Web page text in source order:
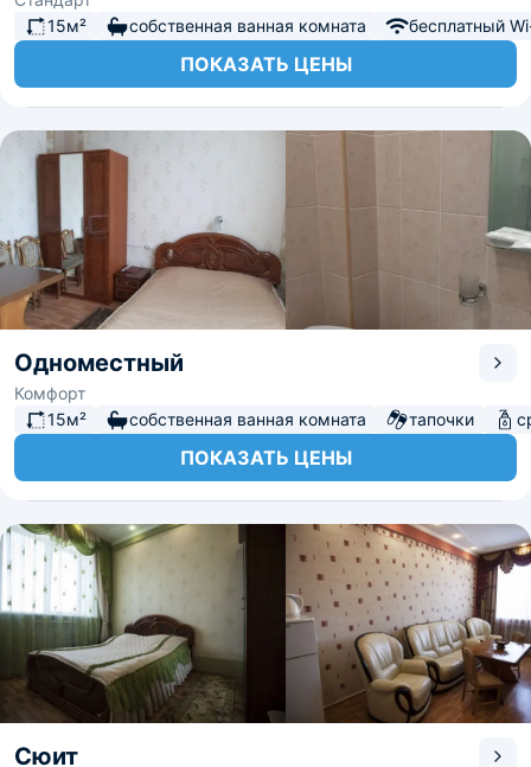
15м²
собственная ванная комната бесплатный
ПОКАЗАТЬ ЦЕНЫ
Одноместный
Комфорт
15м²
собственная ванная комната тапочки
ПОКАЗАТЬ ЦЕНЫ
Сюит